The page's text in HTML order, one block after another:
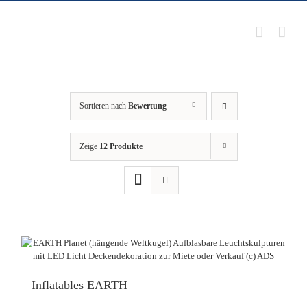
Sortieren nach Bewertung
Zeige 12 Produkte
Inflatables EARTH